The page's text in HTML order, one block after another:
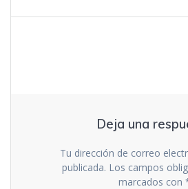
Deja una
Tu dirección de correo
publicada. Los campos
marcados con